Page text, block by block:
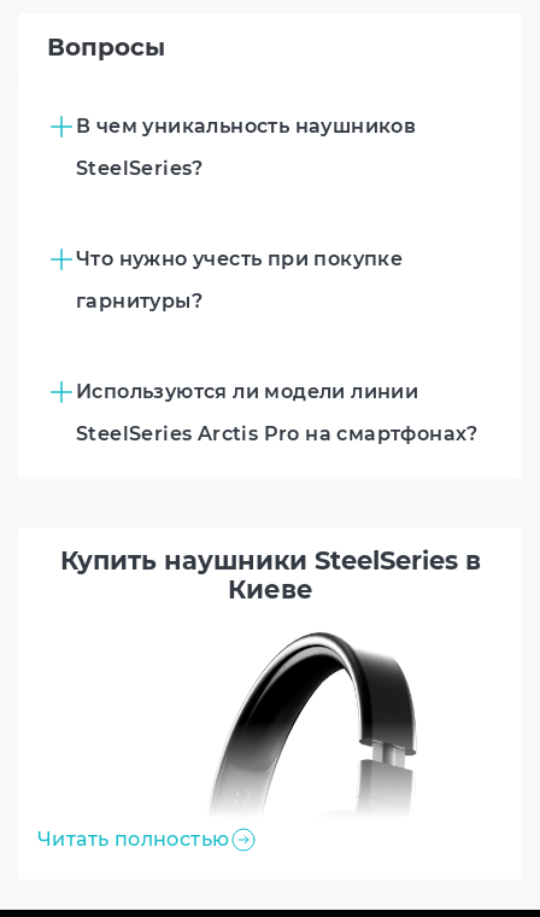
Вопросы
В чем уникальность наушников
SteelSeries?
Что нужно учесть при покупке
гарнитуры?
Используются ли модели линии
SteelSeries Arctis Pro на смартфонах?
Купить наушники SteelSeries в
Киеве
Читать полностью